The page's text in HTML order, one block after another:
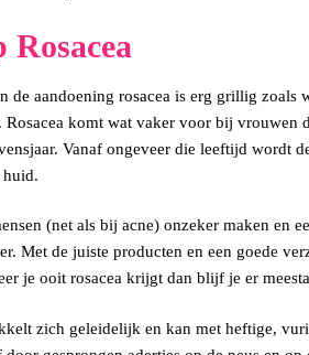
Rosacea
de aandoening rosacea is erg grillig zoals
Rosacea komt wat vaker voor bij
Vanaf ongeveer die leeftijd wordt
huid.
(net als bij acne) onzeker maken
Met de juiste producten en een goede
je ooit rosacea krijgt dan blijf je er
zich geleidelijk en kan met heftige,